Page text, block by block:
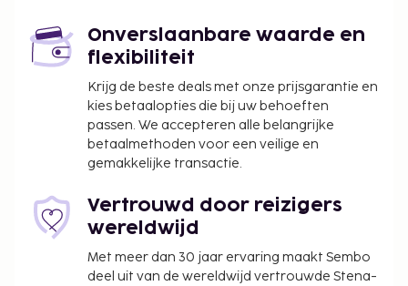
IDR 300000 te betalen.
We hebben alle kosten vermeld die de
accommodatie aan ons heeft doorgegeven.
In deze accommodatie zijn huisdieren en
assistentiedieren niet toegestaan.
Onverslaanbare waarde en
flexibiliteit
Krijg de beste deals met onze prijsgarantie en
kies betaalopties die bij uw behoeften
passen. We accepteren alle belangrijke
betaalmethoden voor een veilige en
gemakkelijke transactie.
Vertrouwd door reizigers
wereldwijd
Met meer dan 30 jaar ervaring maakt Sembo
deel uit van de wereldwijd vertrouwde Stena-